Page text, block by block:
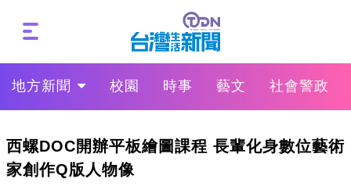
地方新聞 校園 時事 藝文 社會警政
西螺DOC開辦平板繪圖課程 長輩化身數位藝術
家創作Q版人物像